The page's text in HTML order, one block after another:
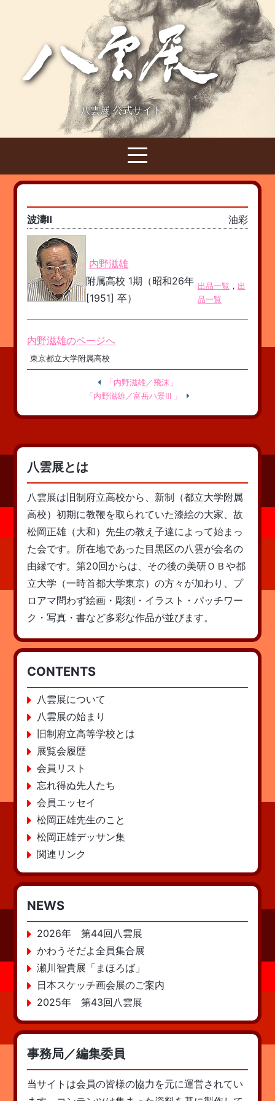
八雲展 公式サイト
波濤Ⅱ 油彩
内野滋雄
附属高校 1期（昭和26年
[1951] 卒）
出品一覧 ， 出
品一覧
内野滋雄のページへ
東京都立大学附属高校
「内野滋雄／飛沫」
「内野滋雄／富岳ハ景Ⅲ 」
八雲展とは
八雲展は旧制府立高校から、新制（都立大学附属
高校）初期に教鞭を取られていた漆絵の大家、故
松岡正雄（大和）先生の教え子達によって始まっ
た会です。所在地であった目黒区の八雲が会名の
由縁です。第20回からは、その後の美研ＯＢや都
立大学（一時首都大学東京）の方々が加わり、プ
ロアマ問わず絵画・彫刻・イラスト・パッチワー
ク・写真・書など多彩な作品が並びます。
CONTENTS
八雲展について
八雲展の始まり
旧制府立高等学校とは
展覧会履歴
会員リスト
忘れ得ぬ先人たち
会員エッセイ
松岡正雄先生のこと
松岡正雄デッサン集
関連リンク
NEWS
2026年 第44回八雲展
かわうそだよ全員集合展
瀬川智貴展「まほろば」
日本スケッチ画会展のご案内
2025年 第43回八雲展
事務局／編集委員
当サイトは会員の皆様の協力を元に運営されてい